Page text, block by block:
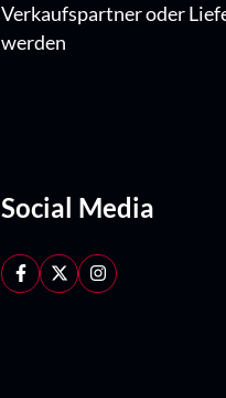
Verkaufspartner oder
werden
Social Media